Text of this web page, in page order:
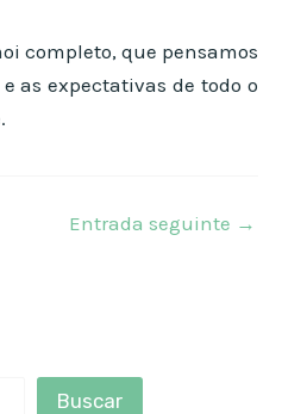
completo, que pensamos
as expectativas de todo o
Entrada seguinte →
Buscar